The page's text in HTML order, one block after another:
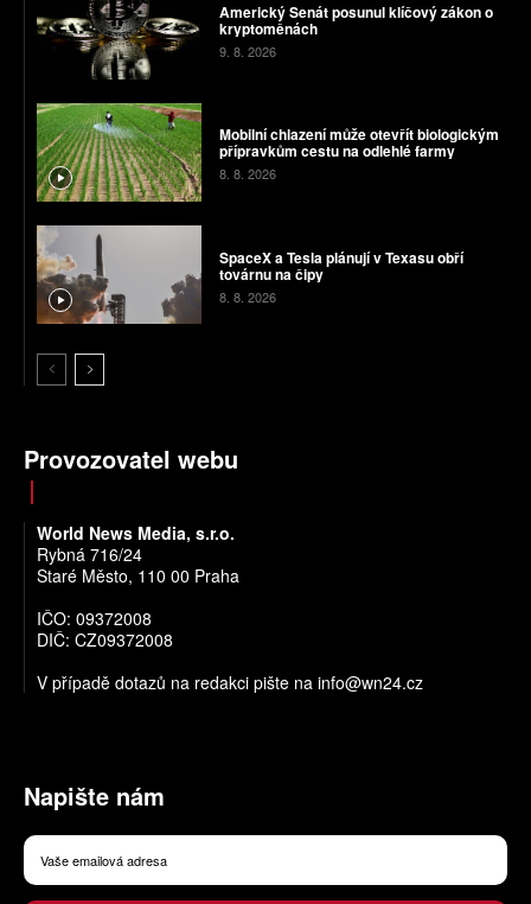
Americký Senát posunul klíčový zákon o
kryptoměnách
9. 8. 2026
Mobilní chlazení může otevřít biologickým
přípravkům cestu na odlehlé farmy
8. 8. 2026
SpaceX a Tesla plánují v Texasu obří
továrnu na čipy
8. 8. 2026
Provozovatel webu
World News Media, s.r.o.
Rybná 716/24
Staré Město, 110 00 Praha
IČO: 09372008
DIČ: CZ09372008
V případě dotazů na redakci pište na info@wn24.cz
Napište nám